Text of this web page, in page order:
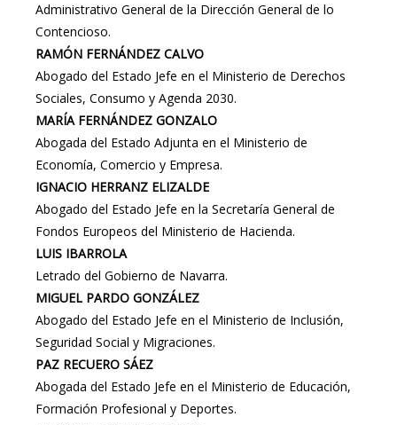
Administrativo General de la Dirección General de lo
Contencioso.
RAMÓN FERNÁNDEZ CALVO
Abogado del Estado Jefe en el Ministerio de Derechos
Sociales, Consumo y Agenda 2030.
MARÍA FERNÁNDEZ GONZALO
Abogada del Estado Adjunta en el Ministerio de
Economía, Comercio y Empresa.
IGNACIO HERRANZ ELIZALDE
Abogado del Estado Jefe en la Secretaría General de
Fondos Europeos del Ministerio de Hacienda.
LUIS IBARROLA
Letrado del Gobierno de Navarra.
MIGUEL PARDO GONZÁLEZ
Abogado del Estado Jefe en el Ministerio de Inclusión,
Seguridad Social y Migraciones.
PAZ RECUERO SÁEZ
Abogada del Estado Jefe en el Ministerio de Educación,
Formación Profesional y Deportes.